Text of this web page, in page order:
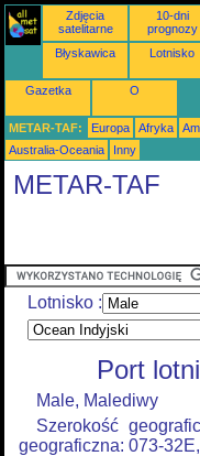
Zdjęcia
satelitarne
10-dni
prognozy
Błyskawica Lotnisko
Gazetka O
METAR-TAF: Europa Afryka
Australia-Oceania
Inny
METAR-TAF
Lotnisko :
Port
Male, Malediwy
Szerokość
geograficzna: 073-